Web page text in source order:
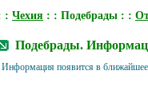
: Чехия : : Подебрады : :
Подебрады.
Информация появится в